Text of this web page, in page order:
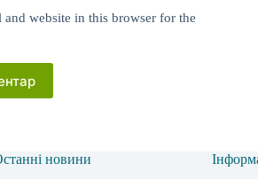
and website in this browser for the
новини